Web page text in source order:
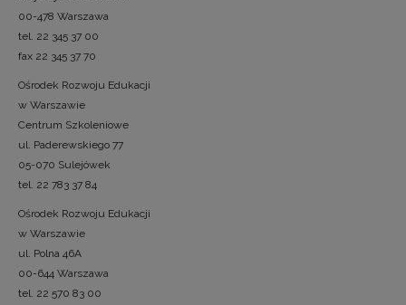
00-478 Warszawa
tel. 22 345 37 00
fax 22 345 37 70
Ośrodek Rozwoju Edukacji
w Warszawie
Centrum Szkoleniowe
ul. Paderewskiego 77
05-070 Sulejówek
tel. 22 783 37 84
Ośrodek Rozwoju Edukacji
w Warszawie
ul. Polna 46A
00-644 Warszawa
tel. 22 570 83 00